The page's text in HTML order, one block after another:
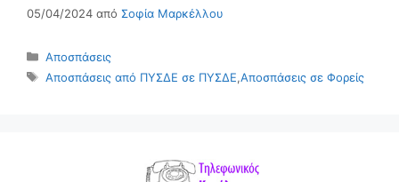
05/04/2024 από Σοφία Μαρκέλλου
Κατηγορίες
Αποσπάσεις
Ετικέτες
Αποσπάσεις από ΠΥΣΔΕ σε ΠΥΣΔΕ,Αποσπάσεις σε Φορείς